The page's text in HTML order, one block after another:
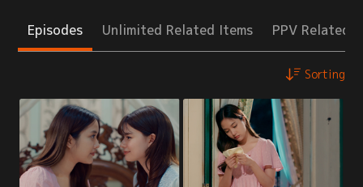
Episodes Unlimited Related Items PPV Related
Sorting